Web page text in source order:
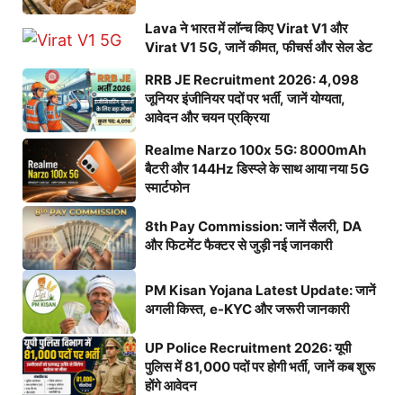
Lava ने भारत में लॉन्च किए Virat V1 और
Virat V1 5G, जानें कीमत, फीचर्स और सेल डेट
RRB JE Recruitment 2026: 4,098
जूनियर इंजीनियर पदों पर भर्ती, जानें योग्यता,
आवेदन और चयन प्रक्रिया
Realme Narzo 100x 5G: 8000mAh
बैटरी और 144Hz डिस्प्ले के साथ आया नया 5G
स्मार्टफोन
8th Pay Commission: जानें सैलरी, DA
और फिटमेंट फैक्टर से जुड़ी नई जानकारी
PM Kisan Yojana Latest Update: जानें
अगली किस्त, e-KYC और जरूरी जानकारी
UP Police Recruitment 2026: यूपी
पुलिस में 81,000 पदों पर होगी भर्ती, जानें कब शुरू
होंगे आवेदन